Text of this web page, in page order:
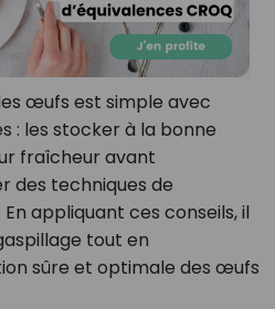
œufs est simple avec
: les stocker à la bonne
fraîcheur avant
des techniques de
appliquant ces conseils, il
tout en
sûre et optimale des œufs